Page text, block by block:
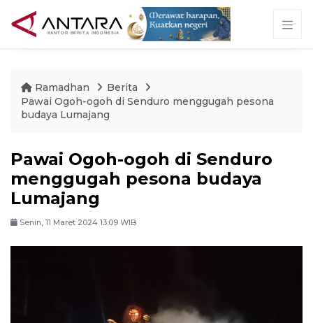
Ramadhan
Berita
Pawai Ogoh-ogoh di Senduro menggugah pesona
budaya Lumajang
Pawai Ogoh-ogoh di Senduro
menggugah pesona budaya
Lumajang
Senin, 11 Maret 2024 13:09 WIB